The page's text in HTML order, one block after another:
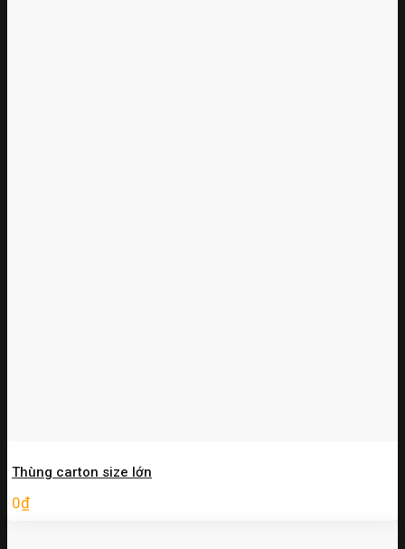
Thùng carton size lớn
0₫